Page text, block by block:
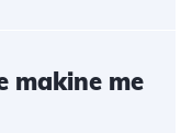
makine me